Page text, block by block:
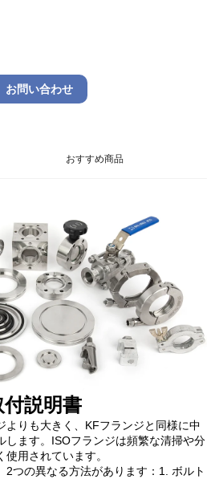
お問い合わせ
おすすめ商品
説明書
よりも大きく、KFフランジと同様に中
します。ISOフランジは頻繁な清掃や分
用されています。
2つの異なる方法があります：1. ボルト